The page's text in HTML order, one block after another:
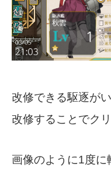
改修できる駆逐が
改修することでク
画像のように1度に